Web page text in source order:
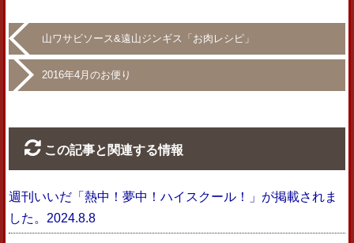
山ワサビソース&遠山ジンギス「お肉レシピ」
2016年4月のお便り
この記事と関連する情報
週刊いいだ「熱中！夢中！ハイスクール！」が掲載されま
した。2024.8.8